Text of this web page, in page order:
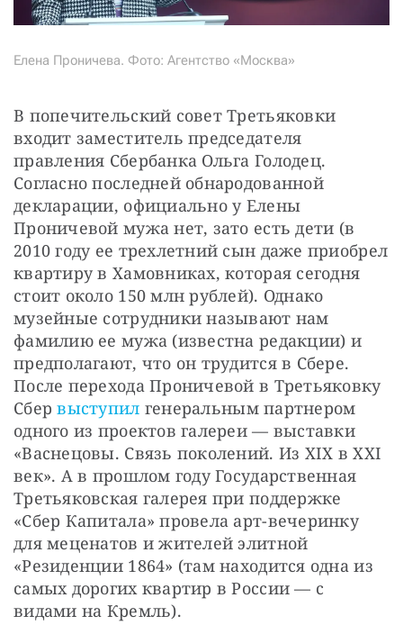
Елена Проничева. Фото: Агентство «Москва»
В попечительский совет Третьяковки
входит заместитель председателя
правления Сбербанка Ольга Голодец.
Согласно последней обнародованной
декларации, официально у Елены
Проничевой мужа нет, зато есть дети (в
2010 году ее трехлетний сын даже приобрел
квартиру в Хамовниках, которая сегодня
стоит около 150 млн рублей). Однако
музейные сотрудники называют нам
фамилию ее мужа (известна редакции) и
предполагают, что он трудится в Сбере.
После перехода Проничевой в Третьяковку
Сбер выступил генеральным партнером
одного из проектов галереи — выставки
«Васнецовы. Связь поколений. Из XIX в XXI
век». А в прошлом году Государственная
Третьяковская галерея при поддержке
«Сбер Капитала» провела арт-вечеринку
для меценатов и жителей элитной
«Резиденции 1864» (там находится одна из
самых дорогих квартир в России — с
видами на Кремль).